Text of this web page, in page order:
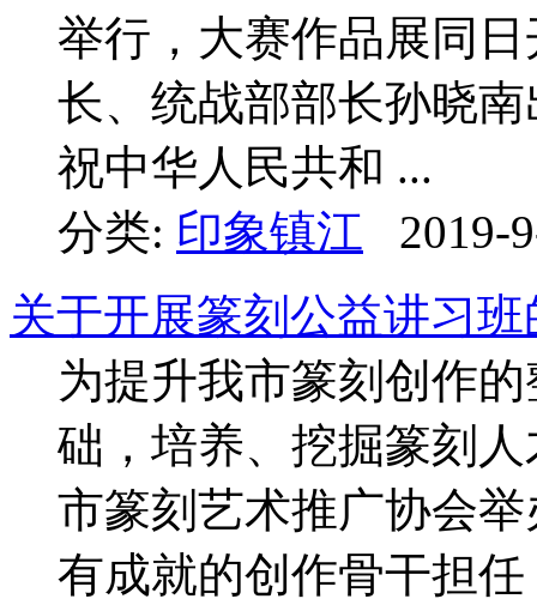
举行，大赛作品展同
长、统战部部长孙晓
祝中华人民共和 ...
分类: 印象镇江
2019-
关于开展篆刻公益讲习
为提升我市篆刻创作
础，培养、挖掘篆刻
市篆刻艺术推广协会
有成就的创作骨干担